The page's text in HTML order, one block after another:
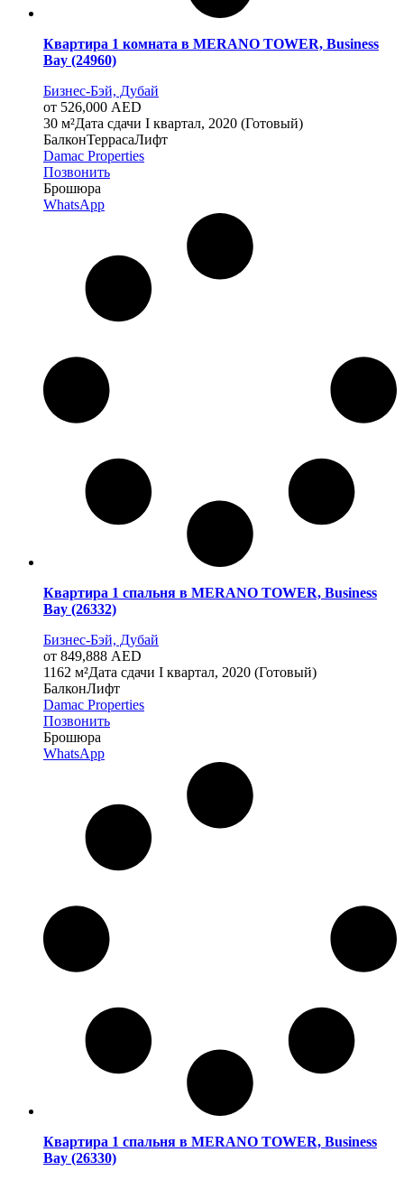
Квартира 1 комната в MERANO TOWER, Business
Bay (24960)
Бизнес-Бэй, Дубай
от 526,000 AED
30 м²Дата сдачи I квартал, 2020 (Готовый)
БалконТеррасаЛифт
Damac Properties
Позвонить
Брошюра
WhatsApp
Квартира 1 спальня в MERANO TOWER, Business
Bay (26332)
Бизнес-Бэй, Дубай
от 849,888 AED
1162 м²Дата сдачи I квартал, 2020 (Готовый)
БалконЛифт
Damac Properties
Позвонить
Брошюра
WhatsApp
Квартира 1 спальня в MERANO TOWER, Business
Bay (26330)